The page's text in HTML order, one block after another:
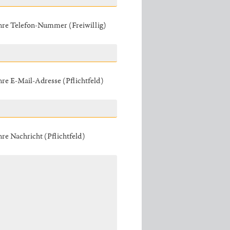
Telefon-Nummer (Freiwillig)
E-Mail-Adresse (Pflichtfeld)
Nachricht (Pflichtfeld)